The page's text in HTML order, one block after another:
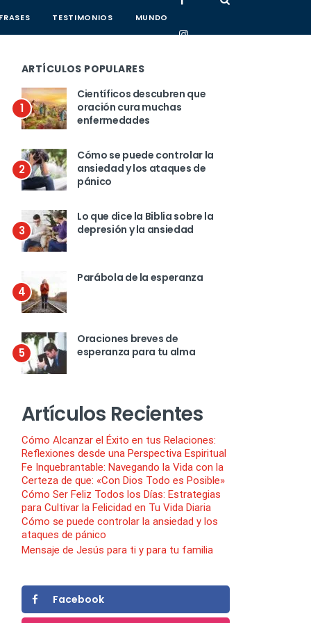
FRASES TESTIMONIOS MUNDO
ARTÍCULOS POPULARES
1
Científicos descubren que
oración cura muchas
enfermedades
2
Cómo se puede controlar la
ansiedad y los ataques de
pánico
3
Lo que dice la Biblia sobre la
depresión y la ansiedad
4
Parábola de la esperanza
5
Oraciones breves de
esperanza para tu alma
Artículos Recientes
Cómo Alcanzar el Éxito en tus Relaciones:
Reflexiones desde una Perspectiva Espiritual
Fe Inquebrantable: Navegando la Vida con la
Certeza de que: «Con Dios Todo es Posible»
Cómo Ser Feliz Todos los Días: Estrategias
para Cultivar la Felicidad en Tu Vida Diaria
Cómo se puede controlar la ansiedad y los
ataques de pánico
Mensaje de Jesús para ti y para tu familia
Facebook